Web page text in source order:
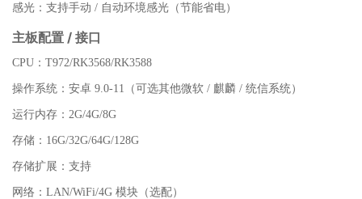
感光：支持手动 / 自动环境感光（节能省电）
主板配置 / 接口
CPU：T972/RK3568/RK3588
操作系统：安卓 9.0-11（可选其他微软 / 麒麟 / 统信系统）
运行内存：2G/4G/8G
存储：16G/32G/64G/128G
存储扩展：支持
网络：LAN/WiFi/4G 模块（选配）